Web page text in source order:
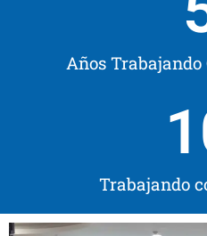
Años Trabajando
Trabajando